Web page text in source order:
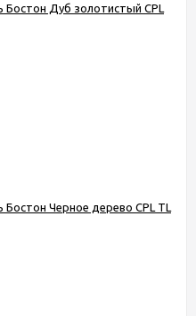
Дуб золотистый CPL
Черное дерево CPL TL